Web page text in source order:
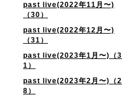
past live(2022年11月〜)
（30）
past live(2022年12月〜)
（31）
past live(2023年1月〜)（3
1）
past live(2023年2月〜)（2
8）